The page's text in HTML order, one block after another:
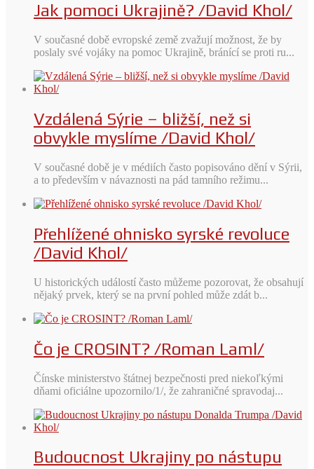
Jak pomoci Ukrajině? /David Khol/
V současné době evropské země zvažují možnost, že by
poslaly své vojáky na pomoc Ukrajině, bránící se proti ru...
Vzdálená Sýrie – bližší, než si
obvykle myslíme /David Khol/
V současné době je v médiích často popisováno dění v Sýrii,
a to především v návaznosti na pád tamního režimu...
Přehlížené ohnisko syrské revoluce
/David Khol/
U historických událostí často můžeme pozorovat, že obsahují
nějaký prvek, který se na první pohled může zdát b...
Čo je CROSINT? /Roman Laml/
Čínske ministerstvo štátnej bezpečnosti pred niekoľkými
dňami oficiálne upozornilo/1/, že zahraničné spravodaj...
Budoucnost Ukrajiny po nástupu